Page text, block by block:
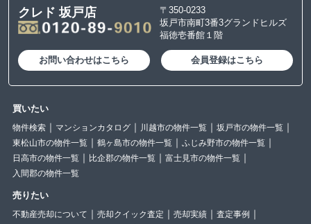
クレド 坂戸店
〒350-0233
坂戸市南町3番3グランドヒルズ
福徳壱番館１階
お問い合わせはこちら 会員登録はこちら
買いたい
物件検索 マンションカタログ 川越市の物件一覧
坂戸市の物件一覧
東松山市の物件一覧
鶴ヶ島市の物件一覧
ふじみ野市の物件一覧
日高市の物件一覧
比企郡の物件一覧
富士見市の物件一覧
入間郡の物件一覧
売りたい
不動産売却について 売却クイック査定 売却実績
査定事例